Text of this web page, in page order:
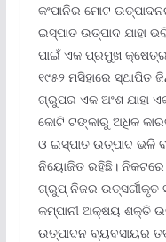
କଂପାନିର ମୋଟ
ଇସ୍ପାତ ଉତ୍ପାଦ ଯାହା
ପାଇଁ ଏକ ପ୍ରମୁଖ
୧୯୫୨ ମସିହାରେ
ଗ୍ରୁପର ଏକ ଅଂଶ ଯାହା
କୋଟି ଟଙ୍କାରୁ ଅଧିକ
ଓ ଇସ୍ପାତ ଉତ୍ପାଦ ଭଳି
ନିୟୋଜିତ ରହିଛି।
ଗ୍ରୁପ୍ ନିଜର
କମ୍ପାନୀ ଅକ୍ଷୟ ଶକ୍ତି
ଉତ୍ପାଦନ ବ୍ୟବସାୟର